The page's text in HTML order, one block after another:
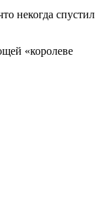
некогда спустил
«королеве